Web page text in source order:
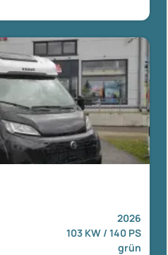
2026
103 KW / 140 PS
grün